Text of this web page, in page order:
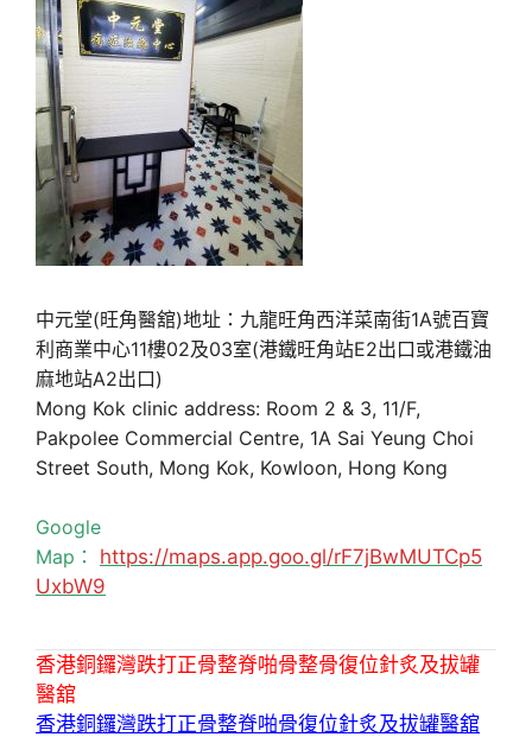
中元堂(旺角醫舘)地址：九龍旺角西洋菜南街1A號百寶
利商業中心11樓02及03室(港鐵旺角站E2出口或港鐵油
麻地站A2出口)
Mong Kok clinic address: Room 2 & 3, 11/F,
Pakpolee Commercial Centre, 1A Sai Yeung Choi
Street South, Mong Kok, Kowloon, Hong Kong
Google
Map： https://maps.app.goo.gl/rF7jBwMUTCp5
UxbW9
香港銅鑼灣跌打正骨整脊啪骨整骨復位針炙及拔罐
醫舘
香港銅鑼灣跌打正骨整脊啪骨復位針炙及拔罐醫舘